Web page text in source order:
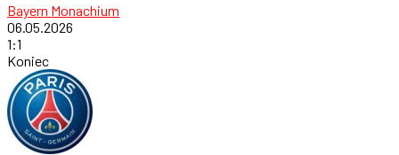
Bayern Monachium
06.05.2026
1:1
Koniec